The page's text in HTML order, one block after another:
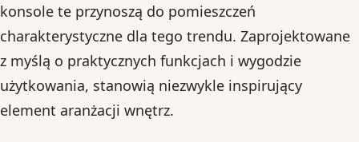
konsole te przynoszą do pomieszczeń
charakterystyczne dla tego trendu. Zaprojektowane
z myślą o praktycznych funkcjach i wygodzie
użytkowania, stanowią niezwykle inspirujący
element aranżacji wnętrz.